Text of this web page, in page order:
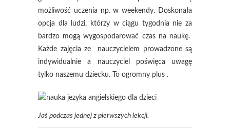
możliwość uczenia np. w weekendy. Doskonała
opcja dla ludzi, którzy w ciągu tygodnia nie za
bardzo mogą wygospodarować czas na naukę.
Każde zajęcia ze nauczycielem prowadzone są
indywidualnie a nauczyciel poświęca uwagę
tylko naszemu dziecku. To ogromny plus .
Jaś podczas jednej z pierwszych lekcji.